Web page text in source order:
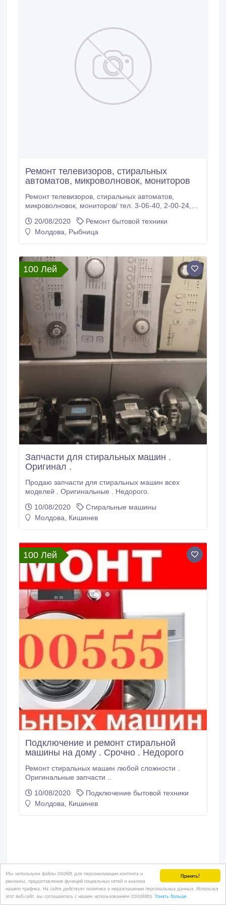
Принять!
Мы используем файлы cookie для персонализации контента и
рекламы, предоставления функций социальных сетей и анализа
нашего трафика. На сайте действует политика о неразглашении персональных данных. Используя
этот веб-сайт, вы соглашаетесь с нашим использованием coookies. Узнать больше
Ремонт телевизоров, стиральных
автоматов, микроволновок, мониторов
Ремонт телевизоров, стиральных автоматов,
микроволновок, мониторов/ тел. 3-06-40, 2-00-24,
20/08/2020
Ремонт бытовой техники
Молдова, Рыбница
100 Лей
Запчасти для стиральных машин .
Оригинал .
Продаю запчасти для стиральных машин всех
моделей . Оригинальные . Недорого.
10/08/2020
Стиральные машины
Молдова, Кишинев
100 Лей
Подключение и ремонт стиральной
машины на дому . Срочно . Недорого
Ремонт стиральных машин любой сложности .
Оригинальные запчасти ..
10/08/2020
Подключение бытовой техники
Молдова, Кишинев